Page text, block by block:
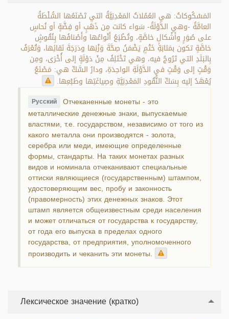
المَسْكُوكاتُ: هي العُمُلاتُ المَعْدِنِيَّةُ التي تَصْنَعُها السُّلْطَةُ
العامَّةُ -وهي الدَّوْلَةُ- سَواء كانت مِن ذَهَبٍ أو فِضَّةٍ أو نُحاسٍ
على صُوَرٍ وأَشْكالٍ خاصَّةٍ، وتُطْبَعُ أَنْواعُها وأَصْنافُها بِنُقُوشٍ
خاصَّةٍ تكون بمَثابَةِ خَتْمٍ يَضْمَنُ صِحَّةَ وَزْنِها ودَرَجَةَ نَقائِها، وَتُعْرَفُ
بِالبَلَدِ التي تَرُوجُ فيه، وهي تَخْتَلِفُ مِنْ دَوْلَةٍ إلى أُخْرَى، ومِن
وَقْتٍ إلى وَقْتٍ في الدَّوْلَةِ الواحِدَةِ، ودارُ السَّكِّ هي: مَصْنَعٌ
يُعْهَدُ إليه بِسَكِّ النُّقُودِ المَعْدِنِيَّةِ وصِياغَتِها وطَبْعِها.
Русский Отчеканенные монеты - это
металлические денежные знаки, выпускаемые
властями, т.е. государством, независимо от того из
какого металла они производятся - золота,
серебра или меди, имеющие определенные
формы, стандарты. На таких монетах разных
видов и номинала отчеканивают специальные
оттиски являющиеся (государственным) штампом,
удостоверяющим вес, пробу и законность
(правомерность) этих денежных знаков. Этот
штамп является общеизвестным среди населения
и может отличаться от государства к государству,
от года его выпуска в пределах одного
государства, от предприятия, уполномоченного
производить и чеканить эти монеты.
Лексическое значение (кратко)